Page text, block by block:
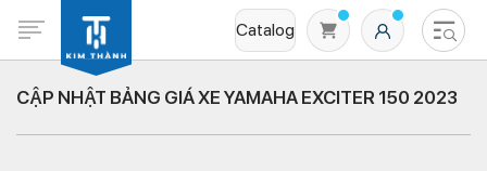
Catalog
CẬP NHẬT BẢNG GIÁ XE YAMAHA EXCITER 150 2023